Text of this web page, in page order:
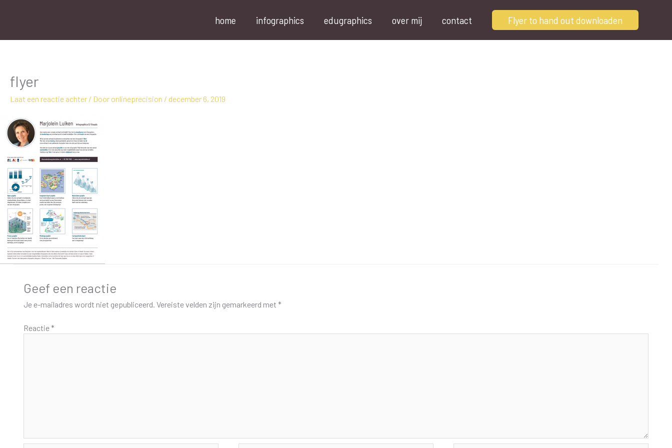
inhoud
home infographics edugraphics over mij contact Flyer to hand out downloaden
flyer
Laat een reactie achter / Door onlineprecision / december 6, 2019
Geef een reactie
Je e-mailadres wordt niet gepubliceerd. Vereiste velden zijn gemarkeerd met *
Reactie*